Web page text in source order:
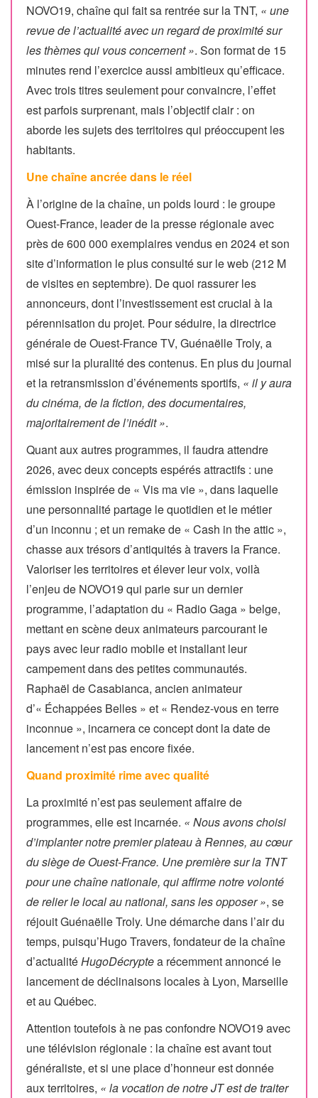
NOVO19, chaîne qui fait sa rentrée sur la TNT, « une
revue de l’actualité avec un regard de proximité sur
les thèmes qui vous concernent ». Son format de 15
minutes rend l’exercice aussi ambitieux qu’efficace.
Avec trois titres seulement pour convaincre, l’effet
est parfois surprenant, mais l’objectif clair : on
aborde les sujets des territoires qui préoccupent les
habitants.
Une chaîne ancrée dans le réel
À l’origine de la chaîne, un poids lourd : le groupe
Ouest-France, leader de la presse régionale avec
près de 600 000 exemplaires vendus en 2024 et son
site d’information le plus consulté sur le web (212 M
de visites en septembre). De quoi rassurer les
annonceurs, dont l’investissement est crucial à la
pérennisation du projet. Pour séduire, la directrice
générale de Ouest-France TV, Guénaëlle Troly, a
misé sur la pluralité des contenus. En plus du journal
et la retransmission d’événements sportifs, « il y aura
du cinéma, de la fiction, des documentaires,
majoritairement de l’inédit ».
Quant aux autres programmes, il faudra attendre
2026, avec deux concepts espérés attractifs : une
émission inspirée de « Vis ma vie », dans laquelle
une personnalité partage le quotidien et le métier
d’un inconnu ; et un remake de « Cash in the attic »,
chasse aux trésors d’antiquités à travers la France.
Valoriser les territoires et élever leur voix, voilà
l’enjeu de NOVO19 qui parie sur un dernier
programme, l’adaptation du « Radio Gaga » belge,
mettant en scène deux animateurs parcourant le
pays avec leur radio mobile et installant leur
campement dans des petites communautés.
Raphaël de Casabianca, ancien animateur
d’« Échappées Belles » et « Rendez-vous en terre
inconnue », incarnera ce concept dont la date de
lancement n’est pas encore fixée.
Quand proximité rime avec qualité
La proximité n’est pas seulement affaire de
programmes, elle est incarnée. « Nous avons choisi
d’implanter notre premier plateau à Rennes, au cœur
du siège de Ouest-France. Une première sur la TNT
pour une chaîne nationale, qui affirme notre volonté
de relier le local au national, sans les opposer », se
réjouit Guénaëlle Troly. Une démarche dans l’air du
temps, puisqu’Hugo Travers, fondateur de la chaîne
d’actualitéHugoDécryptea récemment annoncé le
lancement de déclinaisons locales à Lyon, Marseille
et au Québec.
Attention toutefois à ne pas confondre NOVO19 avec
une télévision régionale : la chaîne est avant tout
généraliste, et si une place d’honneur est donnée
aux territoires, « la vocation de notre JT est de traiter